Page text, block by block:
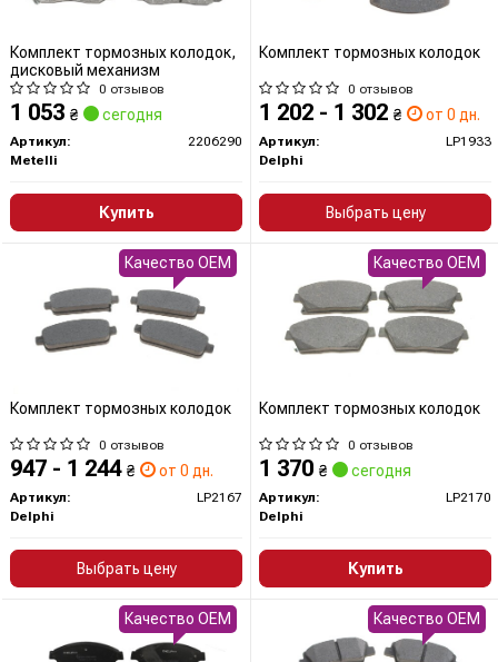
Комплект тормозных колодок,
дисковый механизм
0 отзывов
1 053 ₴ сегодня
Артикул:
2206290
Metelli
Купить
Комплект тормозных колодок
0 отзывов
1 202 - 1 302 ₴ от 0 дн.
Артикул:
LP1933
Delphi
Выбрать цену
Комплект тормозных колодок
0 отзывов
947 - 1 244 ₴ от 0 дн.
Артикул:
LP2167
Delphi
Выбрать цену
Качество OEM
Комплект тормозных колодок
0 отзывов
1 370 ₴ сегодня
Артикул:
LP2170
Delphi
Купить
Качество OEM
Качество OEM Качество OEM